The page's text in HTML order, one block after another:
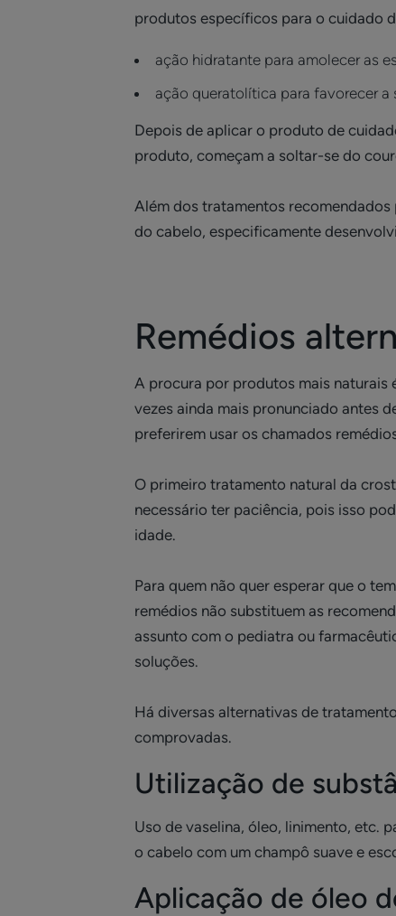
produtos específicos para o cuidado
ação hidratante para amolecer as
ação queratolítica para favorecer a
Depois de aplicar o produto de
produto, começam a soltar-se do
Além dos tratamentos recomendados
do cabelo, especificamente
Remédios
A procura por produtos mais naturais
vezes ainda mais pronunciado antes
preferirem usar os chamados
O primeiro tratamento natural da
necessário ter paciência, pois isso
idade.
Para quem não quer esperar que o
remédios não substituem as
assunto com o pediatra ou
soluções.
Há diversas alternativas de
comprovadas.
Utilização de
Uso de vaselina, óleo, linimento, etc.
o cabelo com um champô suave e
Aplicação de óleo